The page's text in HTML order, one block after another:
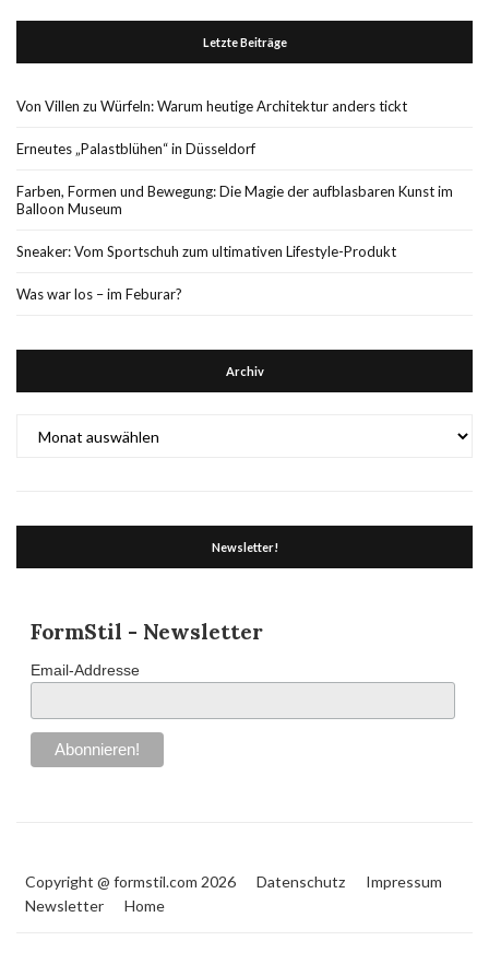
Letzte Beiträge
Von Villen zu Würfeln: Warum heutige Architektur anders tickt
Erneutes „Palastblühen“ in Düsseldorf
Farben, Formen und Bewegung: Die Magie der aufblasbaren Kunst im
Balloon Museum
Sneaker: Vom Sportschuh zum ultimativen Lifestyle-Produkt
Was war los – im Feburar?
Archiv
Newsletter!
FormStil - Newsletter
Email-Addresse
Copyright @ formstil.com 2026 Datenschutz
Impressum
Newsletter
Home